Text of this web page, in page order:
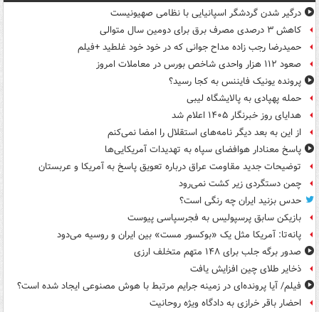
درگیر شدن گردشگر اسپانیایی با نظامی صهیونیست
کاهش ۳ درصدی مصرف برق برای دومین سال متوالی
حمیدرضا رجب زاده مداح جوانی که در خود خود غلطید +فیلم
صعود ۱۱۲ هزار واحدی شاخص بورس در معاملات امروز
پرونده یونیک فایننس به کجا رسید؟
حمله پهپادی به پالایشگاه لیبی
هدایای روز خبرنگار ۱۴۰۵ اعلام شد
از این به بعد دیگر نامه‌های استقلال را امضا نمی‌کنم
پاسخ معنادار هوافضای سپاه به تهدیدات آمریکایی‌ها
توضیحات جدید مقاومت عراق درباره تعویق پاسخ به آمریکا و عربستان
چمن دستگردی زیر کشت نمی‌رود
حدس بزنید ایران چه رنگی است؟
بازیکن سابق پرسپولیس به فجرسپاسی پیوست
پانه‌تا: آمریکا مثل یک «بوکسور مست» بین ایران و روسیه می‌دود
صدور برگه جلب برای ۱۴۸ متهم متخلف ارزی
ذخایر طلای چین افزایش یافت
فیلم/ آیا پرونده‌ای در زمینه جرایم مرتبط با هوش مصنوعی ایجاد شده است؟
احضار باقر خرازی به دادگاه ویژه روحانیت